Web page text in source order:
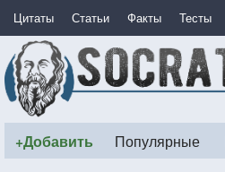
Цитаты Статьи Факты Тесты
+Добавить Популярные